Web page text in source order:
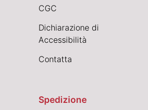
CGC
Dichiarazione di
Accessibilità
Contatta
Spedizione